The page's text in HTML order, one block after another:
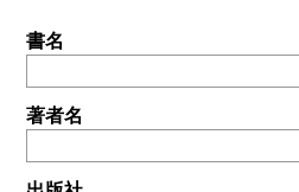
書名
著者名